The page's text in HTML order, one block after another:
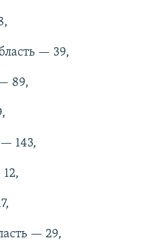
— 39,
89,
143,
— 29,